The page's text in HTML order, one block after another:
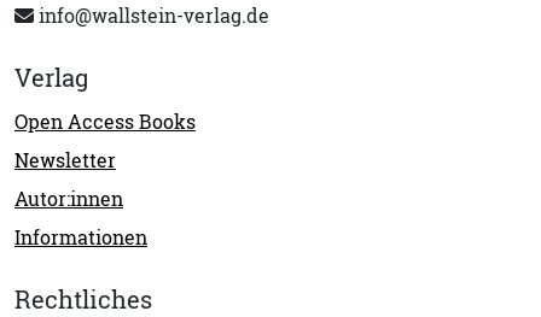
info@wallstein-verlag.de
Verlag
Open Access Books
Newsletter
Autor:innen
Informationen
Rechtliches